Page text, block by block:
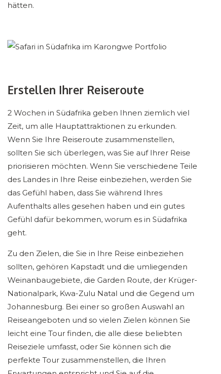
hätten.
Erstellen Ihrer Reiseroute
2 Wochen in Südafrika geben Ihnen ziemlich viel
Zeit, um alle Hauptattraktionen zu erkunden.
Wenn Sie Ihre Reiseroute zusammenstellen,
sollten Sie sich überlegen, was Sie auf Ihrer Reise
priorisieren möchten. Wenn Sie verschiedene Teile
des Landes in Ihre Reise einbeziehen, werden Sie
das Gefühl haben, dass Sie während Ihres
Aufenthalts alles gesehen haben und ein gutes
Gefühl dafür bekommen, worum es in Südafrika
geht.
Zu den Zielen, die Sie in Ihre Reise einbeziehen
sollten, gehören Kapstadt und die umliegenden
Weinanbaugebiete, die Garden Route, der Krüger-
Nationalpark, Kwa-Zulu Natal und die Gegend um
Johannesburg. Bei einer so großen Auswahl an
Reiseangeboten und so vielen Zielen können Sie
leicht eine Tour finden, die alle diese beliebten
Reiseziele umfasst, oder Sie können sich die
perfekte Tour zusammenstellen, die Ihren